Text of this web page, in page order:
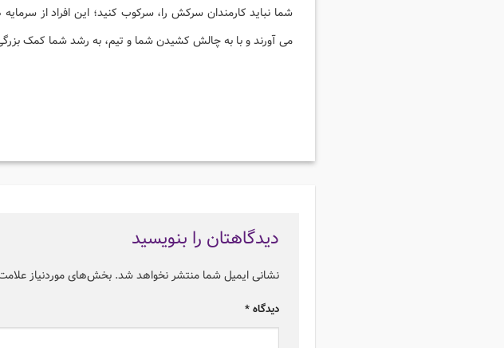
شما نباید کارمندان سرکش را، سرکوب کنید؛ این افراد از
می آورند و با به چالش کشیدن شما و تیم، به رشد شما کمک
دیدگاهتان را بنویسید
نشانی ایمیل شما منتشر نخواهد شد. بخش‌های موردنیاز
دیدگاه *